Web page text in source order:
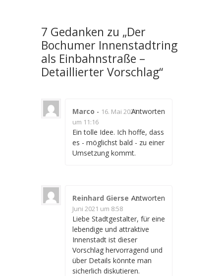
7 Gedanken zu „Der
Bochumer Innenstadtring
als Einbahnstraße –
Detaillierter Vorschlag“
Marco - 16. Mai 2021
um 11:16
Ein tolle Idee. Ich hoffe, dass
es - möglichst bald - zu einer
Umsetzung kommt.
Antworten
Reinhard Gierse -2.
Juni 2021 um 8:58
Liebe Stadtgestalter, für eine
lebendige und attraktive
Innenstadt ist dieser
Vorschlag hervorragend und
über Details könnte man
sicherlich diskutieren.
Antworten